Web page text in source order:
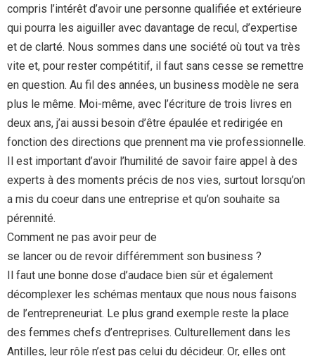
compris l’intérêt d’avoir une personne qualifiée et extérieure
qui pourra les aiguiller avec davantage de recul, d’expertise
et de clarté. Nous sommes dans une société où tout va très
vite et, pour rester compétitif, il faut sans cesse se remettre
en question. Au fil des années, un business modèle ne sera
plus le même. Moi-même, avec l’écriture de trois livres en
deux ans, j’ai aussi besoin d’être épaulée et redirigée en
fonction des directions que prennent ma vie professionnelle.
Il est important d’avoir l’humilité de savoir faire appel à des
experts à des moments précis de nos vies, surtout lorsqu’on
a mis du coeur dans une entreprise et qu’on souhaite sa
pérennité.
Comment ne pas avoir peur de
se lancer ou de revoir différemment son business ?
Il faut une bonne dose d’audace bien sûr et également
décomplexer les schémas mentaux que nous nous faisons
de l’entrepreneuriat. Le plus grand exemple reste la place
des femmes chefs d’entreprises. Culturellement dans les
Antilles, leur rôle n’est pas celui du décideur. Or, elles ont